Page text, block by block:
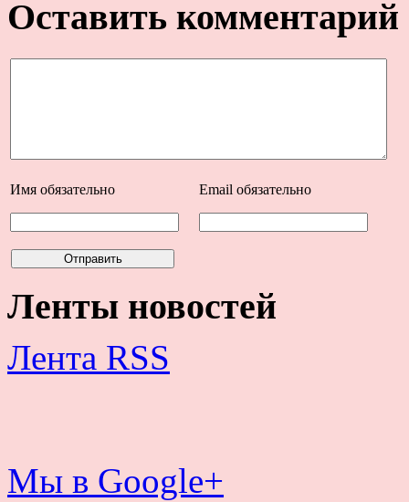
Оставить комментарий
Имя обязательно Email обязательно
Ленты новостей
Лента RSS
Мы в Google+